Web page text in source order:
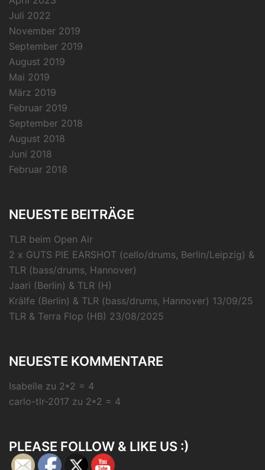
Juli 2022
November 2019
September 2019
August 2019
Mai 2019
März 2019
Februar 2019
September 2018
August 2018
Juni 2018
Februar 2018
NEUESTE BEITRÄGE
TLR beim Open Air
2 x GUTS PIE EARSHOT (cello/drums, Berlin/Leipzig) &
TLR (bass/drums, Hannover)
Jaari (Berlin) & TLR (H)
Krälfe (Berlin) & TLR (bass/drums, Hannover) 13/09/25
TLR & Terra Flop (HB) 23/08/2025
NEUESTE KOMMENTARE
Isabelle zu 2*2 = 4
carlo-tlr-2017 zu 2*2 = 4
PLEASE FOLLOW & LIKE US :)